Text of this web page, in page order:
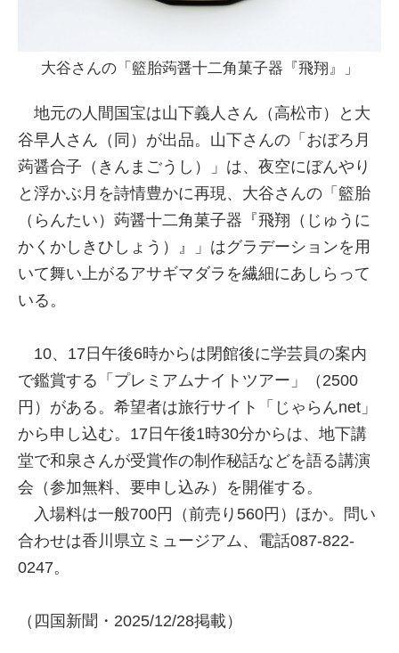
大谷さんの「籃胎蒟醤十二角菓子器『飛翔』」
地元の人間国宝は山下義人さん（高松市）と大
谷早人さん（同）が出品。山下さんの「おぼろ月
蒟醤合子（きんまごうし）」は、夜空にぼんやり
と浮かぶ月を詩情豊かに再現、大谷さんの「籃胎
（らんたい）蒟醤十二角菓子器『飛翔（じゅうに
かくかしきひしょう）』」はグラデーションを用
いて舞い上がるアサギマダラを繊細にあしらって
いる。
10、17日午後6時からは閉館後に学芸員の案内
で鑑賞する「プレミアムナイトツアー」（2500
円）がある。希望者は旅行サイト「じゃらんnet」
から申し込む。17日午後1時30分からは、地下講
堂で和泉さんが受賞作の制作秘話などを語る講演
会（参加無料、要申し込み）を開催する。
入場料は一般700円（前売り560円）ほか。問い
合わせは香川県立ミュージアム、電話087-822-
0247。
（四国新聞・2025/12/28掲載）